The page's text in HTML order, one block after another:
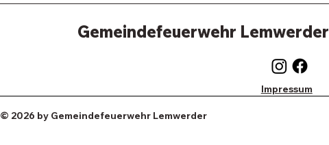
Gemeindefeuerwehr Lemwerder
Impressum
© 2026 by Gemeindefeuerwehr Lemwerder